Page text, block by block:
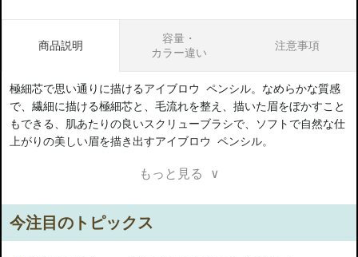
商品説明
容量・
カラー違い
注意事項
極細芯で思い通りに描けるアイブロウ ペンシル。なめらかな質感
で、繊細に描ける極細芯と、毛流れを整え、描いた眉をぼかすこと
もできる、肌あたりの良いスクリューブラシで、ソフトで自然な仕
上がりの美しい眉を描き出すアイブロウ ペンシル。
汗や皮脂に強いウォーターレジスタント フォーミュラで、美しい
【商品の特徴】
もっと見る ∨
今注目のトピックス